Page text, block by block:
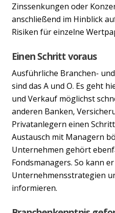
Previous
Zinssenkungen oder
anschließend im Hinblick
Risiken für einzelne
Einen Schritt voraus
Ausführliche Branchen-
sind das A und O. Es geht
und Verkauf möglichst
anderen Banken,
Privatanlegern einen
Austausch mit Managern
Unternehmen gehört
Fondsmanagers. So kann
Unternehmensstrategien
informieren.